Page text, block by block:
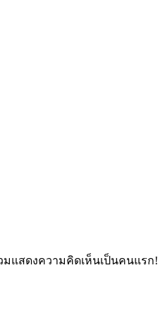
แสดงความคิดเห็นเป็นคนแรก!